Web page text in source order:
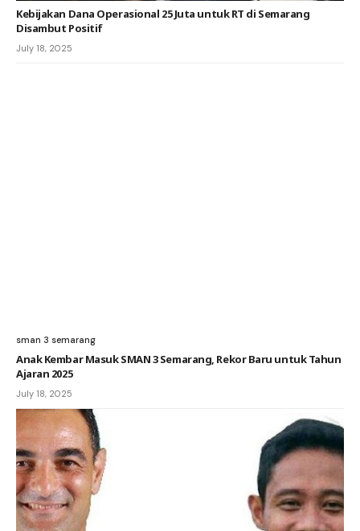
Kebijakan Dana Operasional 25 Juta untuk RT di Semarang
Disambut Positif
July 18, 2025
sman 3 semarang
Anak Kembar Masuk SMAN 3 Semarang, Rekor Baru untuk Tahun
Ajaran 2025
July 18, 2025